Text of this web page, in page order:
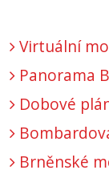
Virtuální
Panorama
Dobové
Brněnské